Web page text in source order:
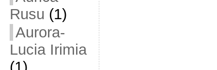
Rusu (1)
Aurora-
Lucia Irimia